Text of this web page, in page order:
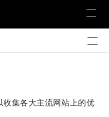
收集各大主流网站上的优